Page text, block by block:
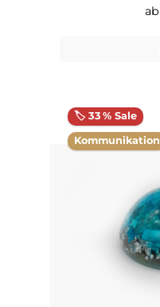
ab
🏷️ 33 % Sale
Kommunikation